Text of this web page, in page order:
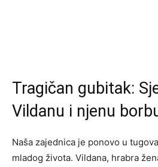
Tragičan gubitak:
Vildanu i njenu
Naša zajednica je ponovo u
mladog života. Vildana, hrabra